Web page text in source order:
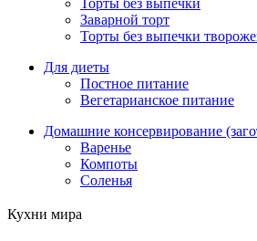
Торты без выпечки
Заварной торт
Торты без выпечки
Для диеты
Постное питание
Вегетарианское питание
Домашние консервирование
Варенье
Компоты
Соленья
Кухни мира